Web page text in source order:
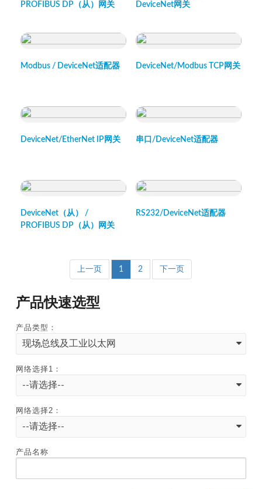
PROFIBUS DP（从）网关
DeviceNet网关
Modbus / DeviceNet适配器 DeviceNet/Modbus TCP网关
DeviceNet/EtherNet IP网关 串口/DeviceNet适配器
DeviceNet（从） /
PROFIBUS DP（从）网关
RS232/DeviceNet适配器
上一页 1 2 下一页
产品快速选型
产品类型：
现场总线及工业以太网
网络选择1：
--请选择--
网络选择2：
--请选择--
产品名称